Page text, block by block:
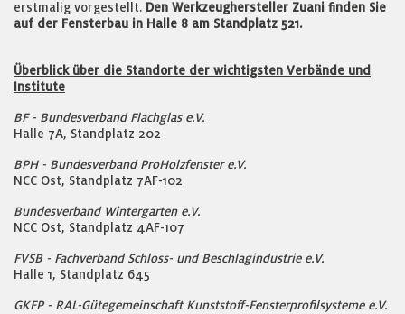
erstmalig vorgestellt. Den Werkzeughersteller Zuani finden Sie
auf der Fensterbau in Halle 8 am Standplatz 521.
Überblick über die Standorte der wichtigsten Verbände und
Institute
BF - Bundesverband Flachglas e.V.
Halle 7A, Standplatz 202
BPH - Bundesverband ProHolzfenster e.V.
NCC Ost, Standplatz 7AF-102
Bundesverband Wintergarten e.V.
NCC Ost, Standplatz 4AF-107
FVSB - Fachverband Schloss- und Beschlagindustrie e.V.
Halle 1, Standplatz 645
GKFP - RAL-Gütegemeinschaft Kunststoff-Fensterprofilsysteme e.V.